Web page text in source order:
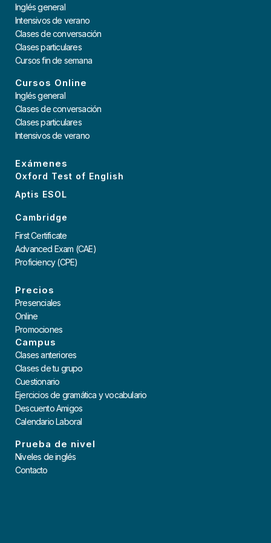
Inglés general
Intensivos de verano
Clases de conversación
Clases particulares
Cursos fin de semana
Cursos Online
Inglés general
Clases de conversación
Clases particulares
Intensivos de verano
Exámenes
Oxford Test of English
Aptis ESOL
Cambridge
First Certificate
Advanced Exam (CAE)
Proficiency (CPE)
Precios
Presenciales
Online
Promociones
Campus
Clases anteriores
Clases de tu grupo
Cuestionario
Ejercicios de gramática y vocabulario
Descuento Amigos
Calendario Laboral
Prueba de nivel
Niveles de inglés
Contacto